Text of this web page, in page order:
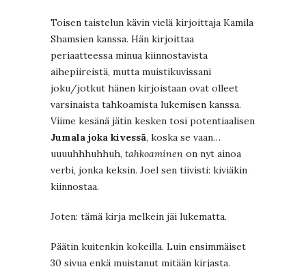
Toisen taistelun kävin vielä kirjoittaja Kamila
Shamsien kanssa. Hän kirjoittaa
periaatteessa minua kiinnostavista
aihepiireistä, mutta muistikuvissani
joku/jotkut hänen kirjoistaan ovat olleet
varsinaista tahkoamista lukemisen kanssa.
Viime kesänä jätin kesken tosi potentiaalisen
Jumala joka kivessä, koska se vaan…
uuuuhhhuhhuh, tahkoaminen on nyt ainoa
verbi, jonka keksin. Joel sen tiivisti: kiviäkin
kiinnostaa.
Joten: tämä kirja melkein jäi lukematta.
Päätin kuitenkin kokeilla. Luin ensimmäiset
30 sivua enkä muistanut mitään kirjasta.